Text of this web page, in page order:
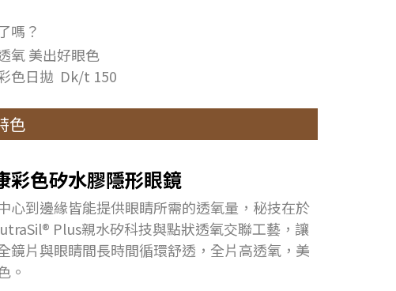
嗎？
氧 美出好眼色
色日拋 Dk/t 150
色
彩色矽水膠隱形眼鏡
心到邊緣皆能提供眼睛所需的透氧量，秘技在於
Plus親水矽科技與點狀透氧交聯工藝，讓
鏡片與眼睛間長時間循環舒透，全片高透氧，美
。